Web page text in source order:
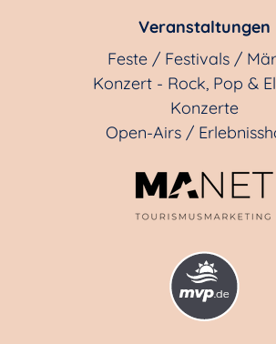
Veranstaltungen
Feste / Festivals /
Konzert - Rock, Pop &
Konzerte
Open-Airs /